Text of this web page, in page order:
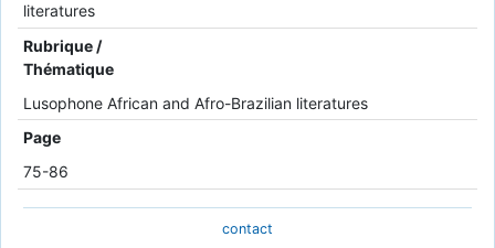
literatures
Rubrique /
Thématique
Lusophone African and Afro-Brazilian literatures
Page
75-86
contact